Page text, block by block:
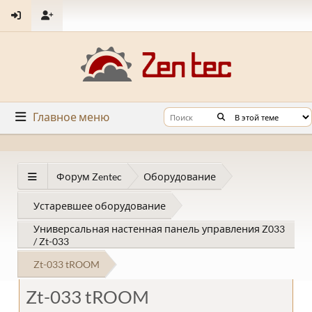
Главное меню
Форум Zentec Оборудование
Устаревшее оборудование
Универсальная настенная панель управления Z033
/ Zt-033
Zt-033 tROOM
Zt-033 tROOM